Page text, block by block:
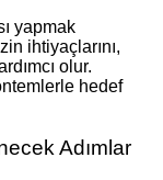
yapmak
ihtiyaçlarını,
olur.
hedef
Adımlar